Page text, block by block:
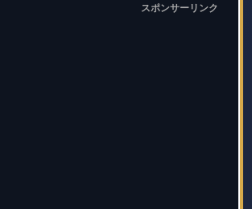
スポンサーリンク